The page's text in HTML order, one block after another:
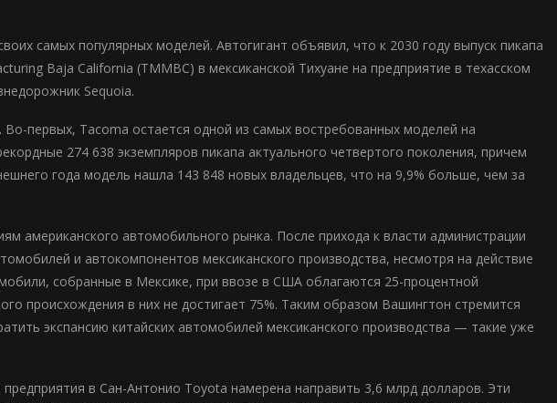
самых популярных моделей. Автогигант объявил, что к 2030 году выпуск пикапа
Baja California (TMMBC) в мексиканской Тихуане на предприятие в техасском
Sequoia.
первых, Tacoma остается одной из самых востребованных моделей на
274 638 экземпляров пикапа актуального четвертого поколения, причем
года модель нашла 143 848 новых владельцев, что на 9,9% больше, чем за
американского автомобильного рынка. После прихода к власти администрации
и автокомпонентов мексиканского производства, несмотря на действие
собранные в Мексике, при ввозе в США облагаются 25-процентной
происхождения в них не достигает 75%. Таким образом Вашингтон стремится
экспансию китайских автомобилей мексиканского производства — такие уже
в Сан-Антонио Toyota намерена направить 3,6 млрд долларов. Эти